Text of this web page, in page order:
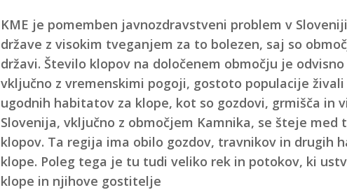
KME je pomemben javnozdravstveni problem v
države z visokim tveganjem za to bolezen, saj so
državi. Število klopov na določenem območju je
vključno z vremenskimi pogoji, gostoto populacije
ugodnih habitatov za klope, kot so gozdovi, grmišča in
Slovenija, vključno z območjem Kamnika, se šteje med
klopov. Ta regija ima obilo gozdov, travnikov in drugih
klope. Poleg tega je tu tudi veliko rek in potokov, ki
klope in njihove gostitelje